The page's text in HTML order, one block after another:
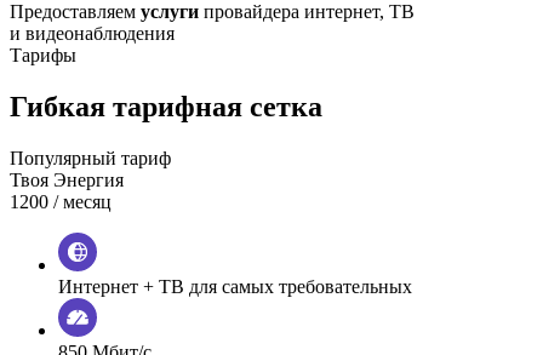
Предоставляем услуги провайдера интернет, ТВ
и видеонаблюдения
Тарифы
Гибкая тарифная сетка
Популярный тариф
Твоя Энергия
1200 / месяц
Интернет + ТВ для самых требовательных